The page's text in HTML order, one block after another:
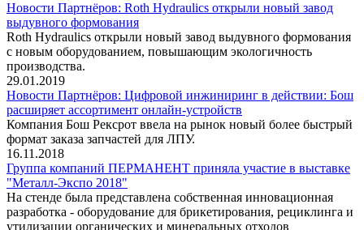
Новости Партнёров: Roth Hydraulics открыли новый завод
выдувного формования
Roth Hydraulics открыли новый завод выдувного формования
с новым оборудованием, повышающим экологичность
производства.
29.01.2019
Новости Партнёров: Цифровой инжиниринг в действии: Бош
расширяет ассортимент онлайн-устройств
Компания Бош Рексрот ввела на рынок новый более быстрый
формат заказа запчастей для ЛПУ.
16.11.2018
Группа компаний ПЕРМАНЕНТ приняла участие в выставке
"Металл-Экспо 2018"
На стенде была представлена собственная инновационная
разработка - оборудование для брикетирования, рециклинга и
утилизации органических и минеральных отходов